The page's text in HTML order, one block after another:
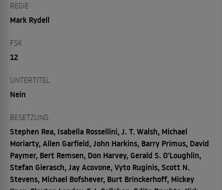
REGIE
Mark Rydell
FSK
12
UNTERTITEL
Nein
BESETZUNG
Stephen Rea, Isabella Rossellini, J. T. Walsh, Michael
Moriarty, Allen Garfield, John Harkins, Barry Primus, David
Paymer, Bert Remsen, Don Harvey, Gerald S. O'Loughlin,
Stefan Gierasch, Jay Acovone, Vyto Ruginis, Scott N.
Stevens, Michael Bofshever, Burt Brinckerhoff, Mickey